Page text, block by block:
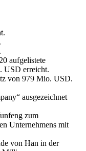
aufgelistete
USD erreicht.
von 979 Mio. USD.
ausgezeichnet
zum
Unternehmens mit
von Han in der